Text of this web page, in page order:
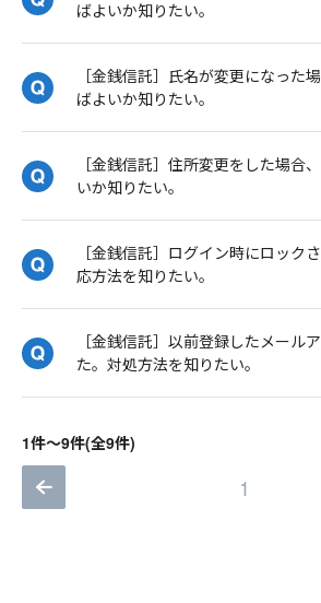
ばよいか知りたい。
［金銭信託］氏名が変更になった
ばよいか知りたい。
［金銭信託］住所変更をした場合
いか知りたい。
［金銭信託］ログイン時にロック
応方法を知りたい。
［金銭信託］以前登録したメール
た。対処方法を知りたい。
1件～9件(全9件)
1